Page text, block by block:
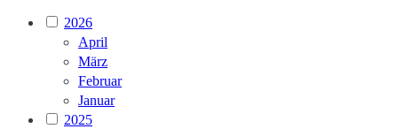
2026
April
März
Februar
Januar
2025